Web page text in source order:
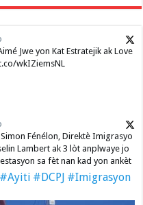
Jwe yon Kat Estratejik ak Love
wkIZiemsNL
Fénélon, Direktè Imigrasyo
Lambert ak 3 lòt anplwaye jo
sa fèt nan kad yon ankèt
#Ayiti #DCPJ #Imigrasyon